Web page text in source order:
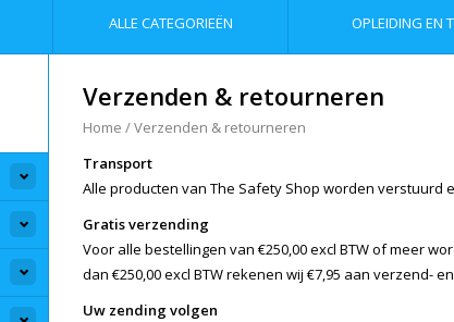
ALLE CATEGORIEËN OPLEIDING EN
Verzenden & retourneren
Home /Verzenden & retourneren
Transport
Alle producten van The Safety Shop worden verstuurd
Gratis verzending
Voor alle bestellingen van €250,00 excl BTW of meer
dan €250,00 excl BTW rekenen wij €7,95 aan verzend-
Uw zending volgen